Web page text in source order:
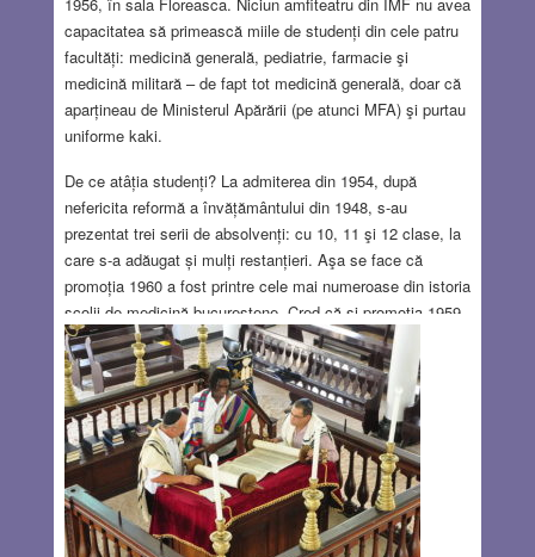
capacitatea să primească miile de studenți din cele patru
facultăți: medicină generală, pediatrie, farmacie şi
medicină militară – de fapt tot medicină generală, doar că
aparțineau de Ministerul Apărării (pe atunci MFA) şi purtau
uniforme kaki.
De ce atâția studenți? La admiterea din 1954, după
nefericita reformă a învățământului din 1948, s-au
prezentat trei serii de absolvenți: cu 10, 11 şi 12 clase, la
care s-a adăugat și mulți restanțieri. Aşa se face că
promoția 1960 a fost printre cele mai numeroase din istoria
școlii de medicină bucureştene. Cred că şi promoţia 1959
a fost cam la fel, adică șase sute de studenți în două
serii, conform capacitații celui mai mare amfiteatru din
facultate, adică 300 de locuri. Așteptam înfriguraţi să
vedem cine va conduce adunarea; „trei furi”, toți
cunoscuți.
Read more…
OCT 25, 2018 4 COMMENTS